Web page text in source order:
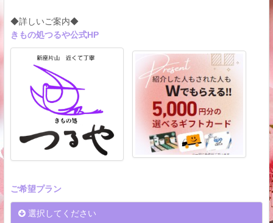
◆詳しいご案内◆
きもの処つるや公式HP
ご希望プラン
選択してください